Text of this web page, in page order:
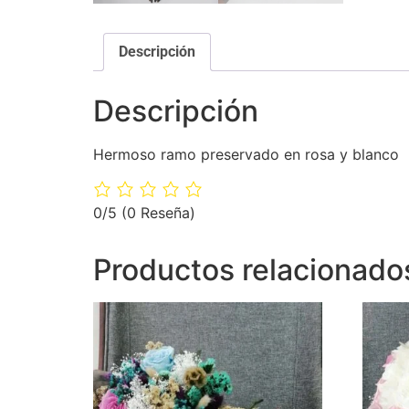
Descripción
Descripción
Hermoso ramo preservado en rosa y blanco
0/5 (0 Reseña)
Productos